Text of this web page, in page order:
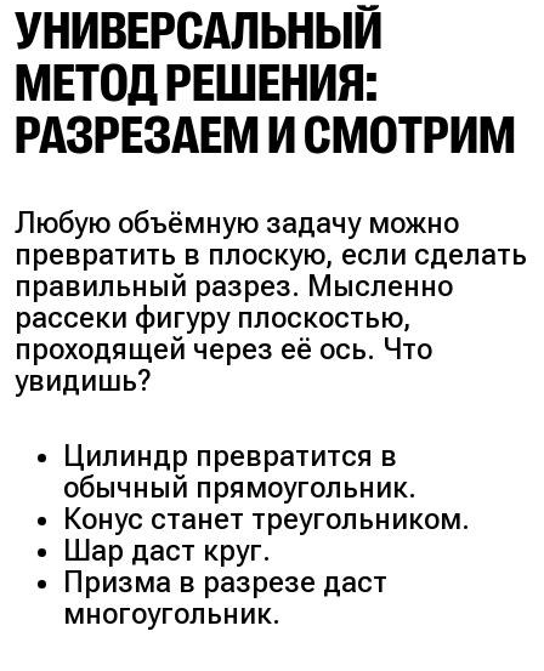
УНИВЕРСАЛЬНЫЙ
МЕТОД РЕШЕНИЯ:
РАЗРЕЗАЕМ И СМОТРИМ
Любую объёмную задачу можно
превратить в плоскую, если сделать
правильный разрез. Мысленно
рассеки фигуру плоскостью,
проходящей через её ось. Что
увидишь?
Цилиндр превратится в
обычный прямоугольник.
Конус станет треугольником.
Шар даст круг.
Призма в разрезе даст
многоугольник.